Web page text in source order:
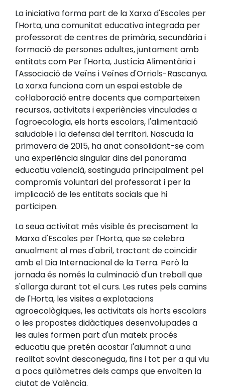
La iniciativa forma part de la Xarxa d'Escoles per
l'Horta, una comunitat educativa integrada per
professorat de centres de primària, secundària i
formació de persones adultes, juntament amb
entitats com Per l'Horta, Justícia Alimentària i
l'Associació de Veïns i Veïnes d'Orriols-Rascanya.
La xarxa funciona com un espai estable de
col·laboració entre docents que comparteixen
recursos, activitats i experiències vinculades a
l'agroecologia, els horts escolars, l'alimentació
saludable i la defensa del territori. Nascuda la
primavera de 2015, ha anat consolidant-se com
una experiència singular dins del panorama
educatiu valencià, sostinguda principalment pel
compromís voluntari del professorat i per la
implicació de les entitats socials que hi
participen.
La seua activitat més visible és precisament la
Marxa d'Escoles per l'Horta, que se celebra
anualment al mes d'abril, tractant de coincidir
amb el Dia Internacional de la Terra. Però la
jornada és només la culminació d'un treball que
s'allarga durant tot el curs. Les rutes pels camins
de l'Horta, les visites a explotacions
agroecològiques, les activitats als horts escolars
o les propostes didàctiques desenvolupades a
les aules formen part d'un mateix procés
educatiu que pretén acostar l'alumnat a una
realitat sovint desconeguda, fins i tot per a qui viu
a pocs quilòmetres dels camps que envolten la
ciutat de València.